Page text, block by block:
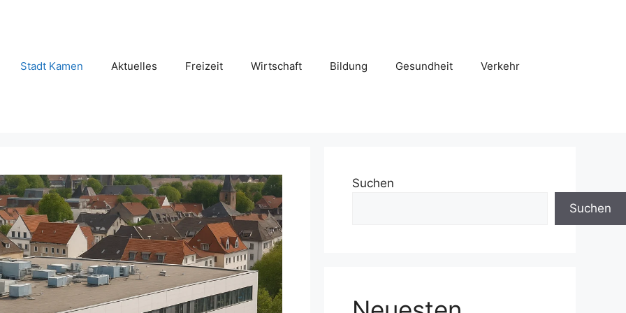
Stadt Kamen Aktuelles Freizeit Wirtschaft Bildung Gesundheit Verkehr
Suchen
Suchen